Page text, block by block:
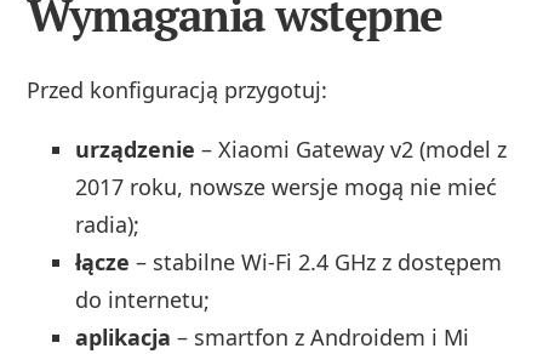
Wymagania wstępne
Przed konfiguracją przygotuj:
urządzenie – Xiaomi Gateway v2 (model z
2017 roku, nowsze wersje mogą nie mieć
radia);
łącze – stabilne Wi‑Fi 2.4 GHz z dostępem
do internetu;
aplikacja – smartfon z Androidem i Mi